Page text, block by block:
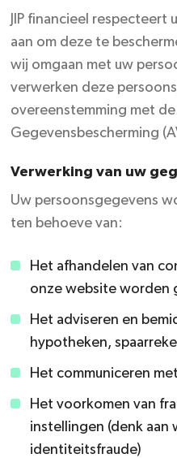
Actueel
Contact
INLOGGEN FIGLO
JIP financieel
aan om deze te
wij omgaan met uw
verwerken deze
overeenstemming met
Gegevensbescherming
Verwerking van uw
Uw persoonsgegevens
ten behoeve van:
Het afhandelen van
onze website worden
Het adviseren en
hypotheken,
Het communiceren
Het voorkomen van
instellingen (denk aan
identiteitsfraude)